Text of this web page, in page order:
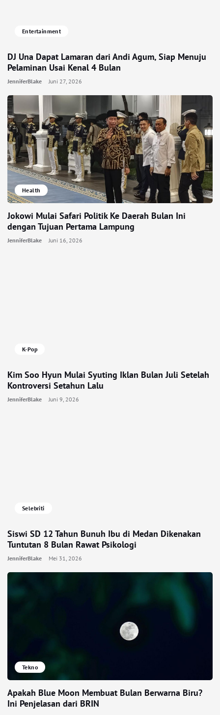
Entertainment
DJ Una Dapat Lamaran dari Andi Agum, Siap Menuju
Pelaminan Usai Kenal 4 Bulan
JenniferBlake Juni 27, 2026
Health
Jokowi Mulai Safari Politik Ke Daerah Bulan Ini
dengan Tujuan Pertama Lampung
JenniferBlake Juni 16, 2026
K-Pop
Kim Soo Hyun Mulai Syuting Iklan Bulan Juli Setelah
Kontroversi Setahun Lalu
JenniferBlake Juni 9, 2026
Selebriti
Siswi SD 12 Tahun Bunuh Ibu di Medan Dikenakan
Tuntutan 8 Bulan Rawat Psikologi
JenniferBlake Mei 31, 2026
Tekno
Apakah Blue Moon Membuat Bulan Berwarna Biru?
Ini Penjelasan dari BRIN